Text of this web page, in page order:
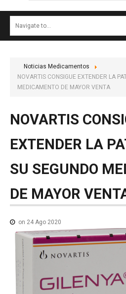
NOTICIAS
NOTICIAS MEDICAMENTOS
Noticias Medicamentos
NOVARTIS CONSIGUE EXTENDER LA
MEDICAMENTO DE MAYOR VENTA
NOVARTIS
EXTENDER LA
SU SEGUNDO
DE MAYOR
on 24 Ago 2020